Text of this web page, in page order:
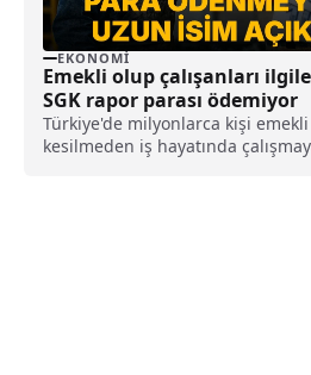
EKONOMI
Emekli olup çalışanları
SGK rapor parası ödemiyor
Türkiye'de milyonlarca kişi emekli
kesilmeden iş hayatında